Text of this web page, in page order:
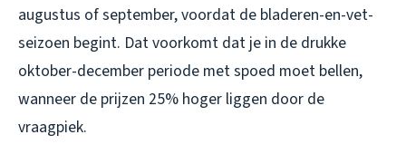
augustus of september, voordat de bladeren-en-vet-
seizoen begint. Dat voorkomt dat je in de drukke
oktober-december periode met spoed moet bellen,
wanneer de prijzen 25% hoger liggen door de
vraagpiek.